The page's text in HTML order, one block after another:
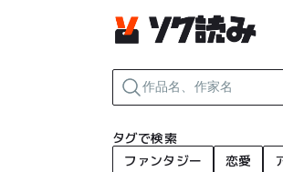
タグで検索
ファンタジー
恋愛